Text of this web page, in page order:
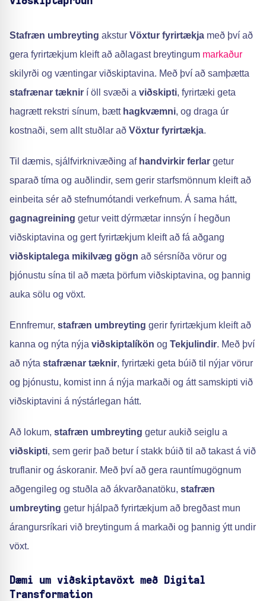
Stafræn umbreyting akstur Vöxtur fyrirtækja með því að
gera fyrirtækjum kleift að aðlagast breytingum markaður
skilyrði og væntingar viðskiptavina. Með því að samþætta
stafrænar tæknir í öll svæði a viðskipti, fyrirtæki geta
hagrætt rekstri sínum, bætt hagkvæmni, og draga úr
kostnaði, sem allt stuðlar að Vöxtur fyrirtækja.
Til dæmis, sjálfvirknivæðing af handvirkir ferlar getur
sparað tíma og auðlindir, sem gerir starfsmönnum kleift að
einbeita sér að stefnumótandi verkefnum. Á sama hátt,
gagnagreining getur veitt dýrmætar innsýn í hegðun
viðskiptavina og gert fyrirtækjum kleift að fá aðgang
viðskiptalega mikilvæg gögn að sérsníða vörur og
þjónustu sína til að mæta þörfum viðskiptavina, og þannig
auka sölu og vöxt.
Ennfremur, stafræn umbreyting gerir fyrirtækjum kleift að
kanna og nýta nýja viðskiptalíkön og Tekjulindir. Með því
að nýta stafrænar tæknir, fyrirtæki geta búið til nýjar vörur
og þjónustu, komist inn á nýja markaði og átt samskipti við
viðskiptavini á nýstárlegan hátt.
Að lokum, stafræn umbreyting getur aukið seiglu a
viðskipti, sem gerir það betur í stakk búið til að takast á við
truflanir og áskoranir. Með því að gera rauntímugögnum
aðgengileg og stuðla að ákvarðanatöku, stafræn
umbreyting getur hjálpað fyrirtækjum að bregðast mun
árangursríkari við breytingum á markaði og þannig ýtt undir
vöxt.
Dæmi um viðskiptavöxt með Digital
Transformation